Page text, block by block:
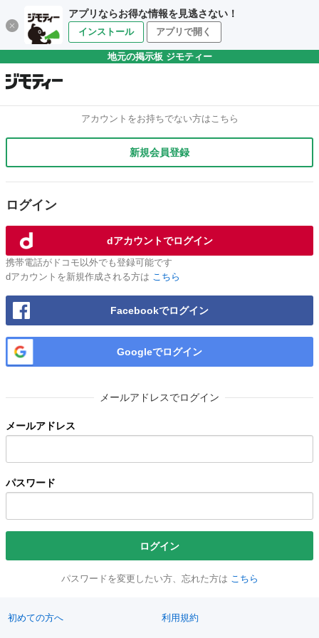
アプリならお得な情報を見逃さない！
インストール アプリで開く
地元の掲示板 ジモティー
アカウントをお持ちでない方はこちら
新規会員登録
ログイン
dアカウントでログイン
携帯電話がドコモ以外でも登録可能です
dアカウントを新規作成される方は こちら
Facebookでログイン
Googleでログイン
メールアドレスでログイン
メールアドレス
パスワード
ログイン
パスワードを変更したい方、忘れた方は こちら
初めての方へ 利用規約